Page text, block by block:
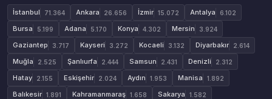
İstanbul
71.364 Ankara 26.656 İzmir 15.072 Antalya 6.102
Bursa 5.199 Adana 5.170 Konya 4.302 Mersin 3.924
Gaziantep 3.717 Kayseri 3.272 Kocaeli 3.132 Diyarbakır 2.614
Muğla 2.525 Şanlıurfa 2.444 Samsun 2.431 Denizli 2.312
Hatay 2.155 Eskişehir 2.024 Aydın 1.953 Manisa 1.892
Balıkesir 1.891 Kahramanmaraş 1.658 Sakarya 1.582